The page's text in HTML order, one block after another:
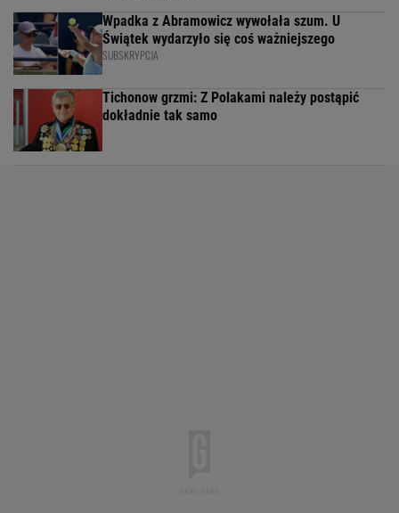
Wpadka z Abramowicz wywołała szum. U
Świątek wydarzyło się coś ważniejszego
SUBSKRYPCJA
Tichonow grzmi: Z Polakami należy postąpić
dokładnie tak samo